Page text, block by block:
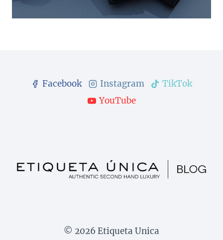
Facebook Instagram
TikTok
YouTube
© 2026 Etiqueta Unica